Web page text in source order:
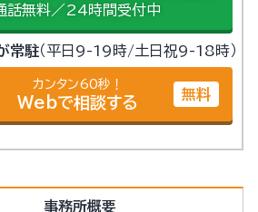
話無料／24時間受付中
常駐（平日9-19時/土日祝9-18時）
カンタン60秒！
Webで相談する 無料
事務所概要